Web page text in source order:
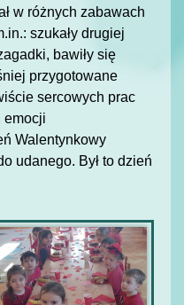
w różnych zabawach
szukały drugiej
bawiły się
przygotowane
sercowych prac
emocji
Walentynkowy
udanego. Był to dzień